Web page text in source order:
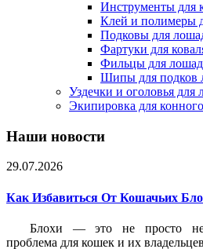
Инструменты для
Клей и полимеры
Подковы для
Фартуки для
Фильцы для
Шипы для подков
Уздечки и оголовья для
Экипировка для
Наши новости
29.07.2026
Как Избавиться От Кошачьих
Блохи — это не просто
проблема для кошек и их владельцев